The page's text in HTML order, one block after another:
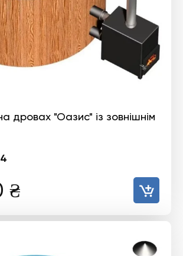
дровах "Оазис" із зовнішнім
₴